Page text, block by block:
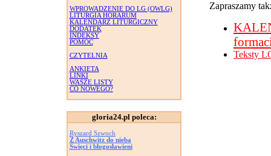
WPROWADZENIE DO LG (OWLG)
LITURGIA HORARUM
KALENDARZ LITURGICZNY
DODATEK
INDEKSY
POMOC
CZYTELNIA
ANKIETA
LINKI
WASZE LISTY
CO NOWEGO?
gloria24.pl poleca:
Ryszard Szwoch
Z Auschwitz do nieba
Święci i błogosławieni
Zapraszamy
Teksty